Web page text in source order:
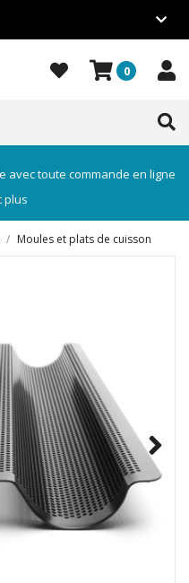
0
avec toute commande en ligne
plus
/ Moules et plats de cuisson